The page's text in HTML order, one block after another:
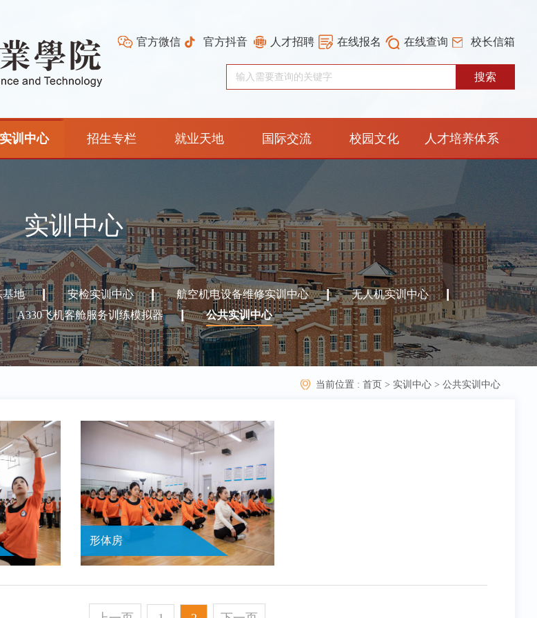
校长信箱
在线查询
在线报名
人才招聘
官方抖音
官方微信
实训中心 招生专栏 就业天地 国际交流 校园文化 人才培养体系
实训中心
基地 安检实训中心 航空机电设备维修实训中心
无人机实训中心
A330飞机客舱服务训练模拟器 公共实训中心
校园
当前位置 : 首页 > 实训中心> 公共实训中心
形体房